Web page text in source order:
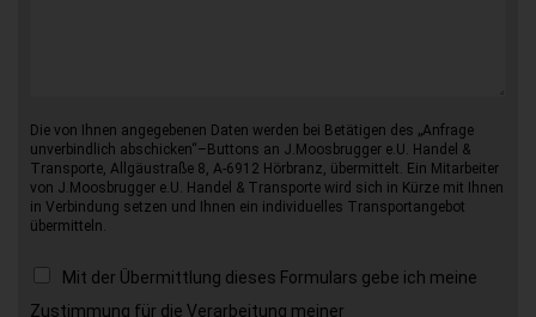
Die von Ihnen angegebenen Daten werden bei Betätigen des „Anfrage
unverbindlich abschicken“–Buttons an J.Moosbrugger e.U. Handel &
Transporte, Allgäustraße 8, A-6912 Hörbranz, übermittelt. Ein Mitarbeiter
von J.Moosbrugger e.U. Handel & Transporte wird sich in Kürze mit Ihnen
in Verbindung setzen und Ihnen ein individuelles Transportangebot
übermitteln.
Mit der Übermittlung dieses Formulars gebe ich meine
Zustimmung für die Verarbeitung meiner